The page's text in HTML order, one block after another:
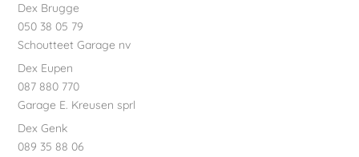
Dex Brugge
050 38 05 79
Schoutteet Garage nv
Dex Eupen
087 880 770
Garage E. Kreusen sprl
Dex Genk
089 35 88 06